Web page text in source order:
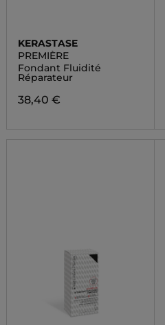
KERASTASE
PREMIÈRE
Fondant Fluidité
Réparateur
38,40 €